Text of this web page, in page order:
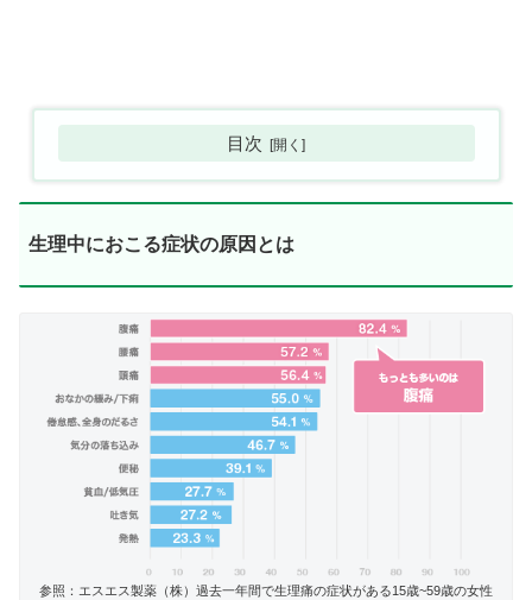
目次
生理中におこる症状の原因とは
参照：エスエス製薬（株）過去一年間で生理痛の症状がある15歳~59歳の女性